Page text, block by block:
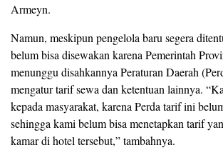
Armeyn.
Namun, meskipun pengelola baru segera
belum bisa disewakan karena Pemerintah
menunggu disahkannya Peraturan Daerah
mengatur tarif sewa dan ketentuan lainnya.
kepada masyarakat, karena Perda tarif ini
sehingga kami belum bisa menetapkan tarif
kamar di hotel tersebut,” tambahnya.